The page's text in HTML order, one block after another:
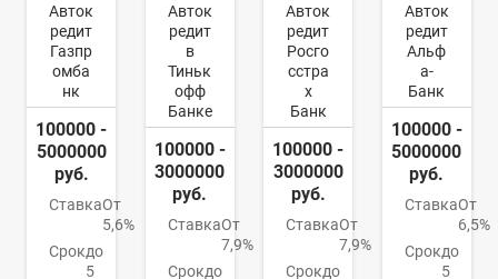
Авток
редит
Газпр
омба
нк
100000 -
5000000
руб.
СтавкаОт
5,6%
Срокдо
5
Авток
редит
в
Тиньк
офф
Банке
100000 -
3000000
руб.
СтавкаОт
7,9%
Срокдо
Авток
редит
Росго
сстра
х
Банк
100000 -
3000000
руб.
СтавкаОт
7,9%
Срокдо
Авток
редит
Альф
а-
Банк
100000 -
5000000
руб.
СтавкаОт
6,5%
Срокдо
5